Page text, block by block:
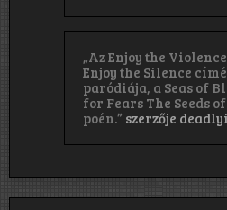
„Az Enjoy the
Enjoy the Silence
paródiája, a Seas of
for Fears The Seeds
poén.” szerzője